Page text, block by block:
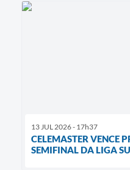
13 JUL 2026 - 17h37
CELEMASTER VENCE
SEMIFINAL DA LIGA